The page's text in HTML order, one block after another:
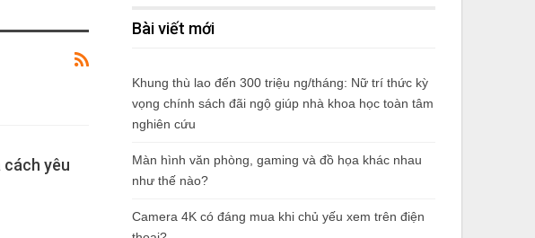
cách yêu
Bài viết mới
Khung thù lao đến 300 triệu ng/tháng: Nữ trí thức kỳ
vọng chính sách đãi ngộ giúp nhà khoa học toàn tâm
nghiên cứu
Màn hình văn phòng, gaming và đồ họa khác nhau
như thế nào?
Camera 4K có đáng mua khi chủ yếu xem trên điện